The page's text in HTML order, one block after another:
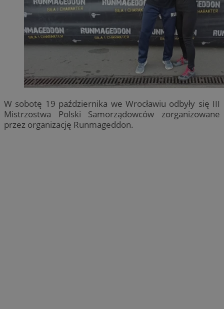
W sobotę 19 października we Wrocławiu odbyły się III
Mistrzostwa Polski Samorządowców zorganizowane
przez organizację Runmageddon.